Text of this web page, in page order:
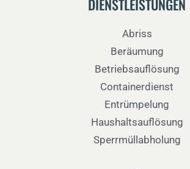
DIENSTLEISTUNGEN
Abriss
Beräumung
Betriebsauflösung
Containerdienst
Entrümpelung
Haushaltsauflösung
Sperrmüllabholung